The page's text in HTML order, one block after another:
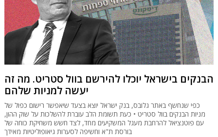
הבנקים בישראל יוכלו להירשם בוול סטריט. מה זה
יעשה למניות שלהם
כפי שנחשף באתר גלובס, בנק ישראל יוצא בצעד שיאפשר רישום כפול של
מניות הבנקים בוול סטריט • כעת תשומת הלב עוברת להשלכות על שוק ההון,
עם פוטנציאל להרחבת מעגל המשקיעים מחד, לצד חשש משחיקת כוחה של
בורסת ת"א וחשיפה לסערות גיאופוליטיות מאידך